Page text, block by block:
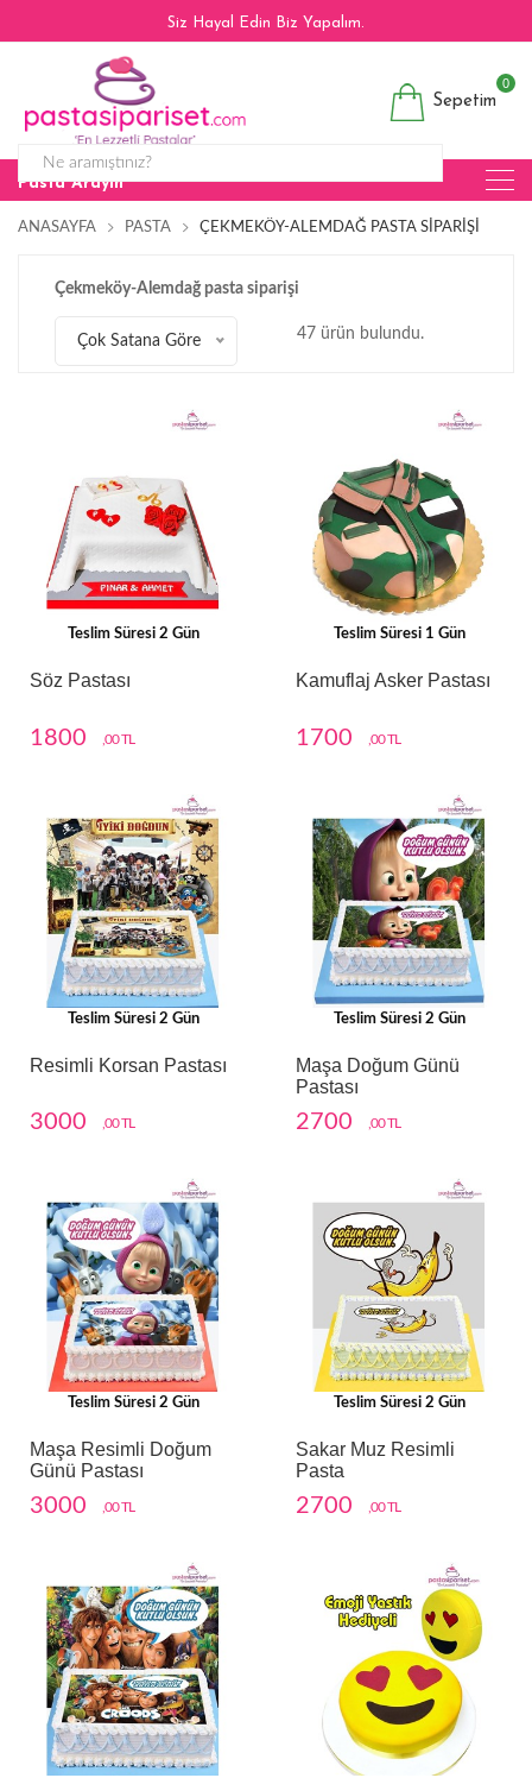
Siz Hayal Edin Biz Yapalım.
Sepetim
0
Pasta Arayın
ANASAYFA PASTA ÇEKMEKÖY-ALEMDAĞ PASTA SIPARIŞI
Çekmeköy-Alemdağ pasta siparişi
Çok Satana Göre 47 ürün bulundu.
Teslim Süresi 2 Gün
Söz Pastası
1800 ,00 TL
Teslim Süresi 1 Gün
Kamuflaj Asker Pastası
1700 ,00 TL
Teslim Süresi 2 Gün
Resimli Korsan Pastası
3000 ,00 TL
Teslim Süresi 2 Gün
Maşa Doğum Günü
Pastası
2700 ,00 TL
Teslim Süresi 2 Gün
Maşa Resimli Doğum
Günü Pastası
3000 ,00 TL
Teslim Süresi 2 Gün
Sakar Muz Resimli
Pasta
2700 ,00 TL